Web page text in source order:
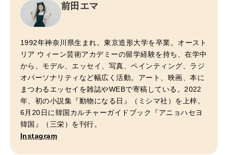
前田エマ
1992年神奈川県生まれ。東京造形大学を卒業。オースト
リア ウィーン芸術アカデミーの留学経験を持ち、在学中
から、モデル、エッセイ、写真、ペインティング、ラジ
オパーソナリティなど幅広く活動。アート、映画、本に
まつわるエッセイを雑誌やWEBで寄稿している。2022
年、初の小説集『動物になる日』（ミシマ社）を上梓。
6月20日に韓国カルチャーガイドブック『アニョハセヨ
韓国』（三栄）を刊行。
Instagram